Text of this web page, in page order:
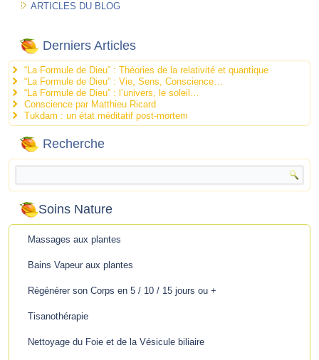
ARTICLES DU BLOG
Derniers Articles
“La Formule de Dieu” : Théories de la relativité et quantique
“La Formule de Dieu” : Vie, Sens, Conscience…
“La Formule de Dieu” : l’univers, le soleil…
Conscience par Matthieu Ricard
Tukdam : un état méditatif post-mortem
Recherche
Soins Nature
Massages aux plantes
Bains Vapeur aux plantes
Régénérer son Corps en 5 / 10 / 15 jours ou +
Tisanothérapie
Nettoyage du Foie et de la Vésicule biliaire